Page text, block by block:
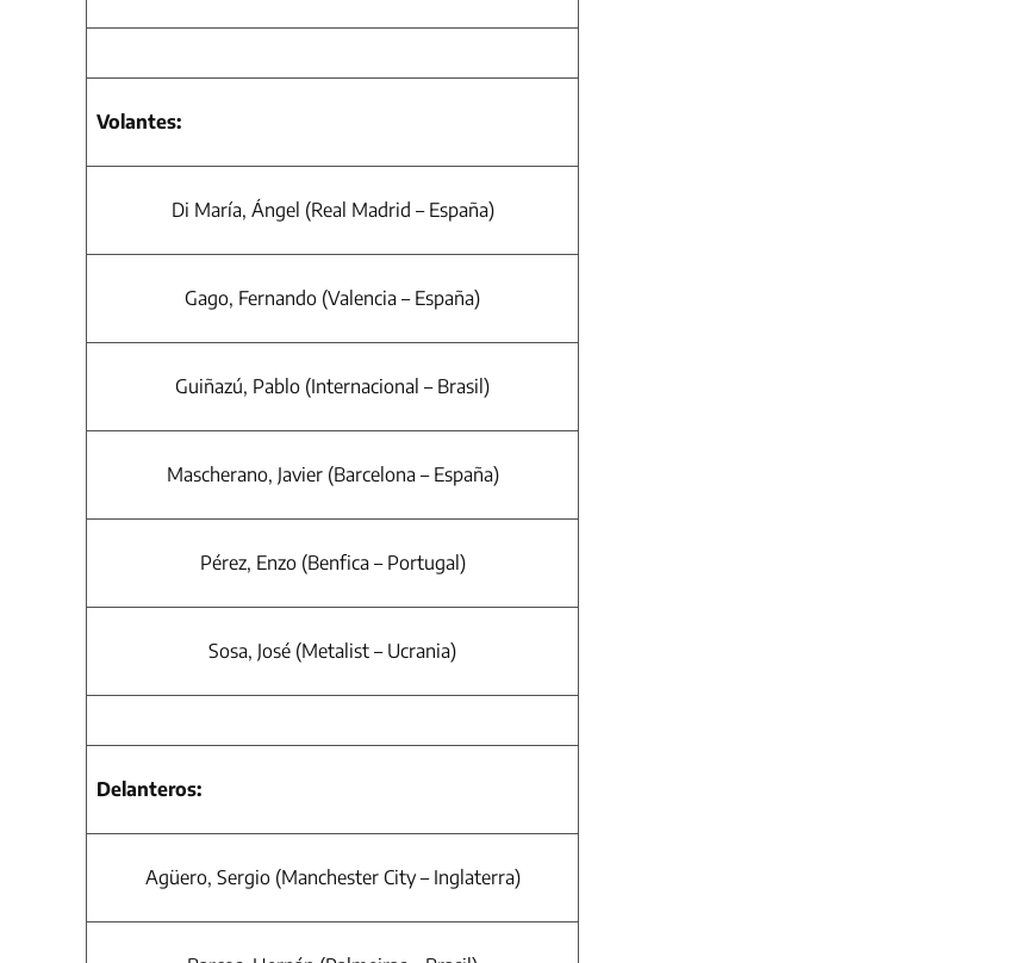
Volantes:
Di María, Ángel (Real Madrid – España)
Gago, Fernando (Valencia – España)
Guiñazú, Pablo (Internacional – Brasil)
Mascherano, Javier (Barcelona – España)
Pérez, Enzo (Benfica – Portugal)
Sosa, José (Metalist – Ucrania)
Delanteros:
Agüero, Sergio (Manchester City – Inglaterra)